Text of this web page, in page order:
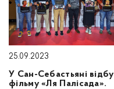
25.09.2023
У Сан-Себастьяні
фільму «Ля Палісада».